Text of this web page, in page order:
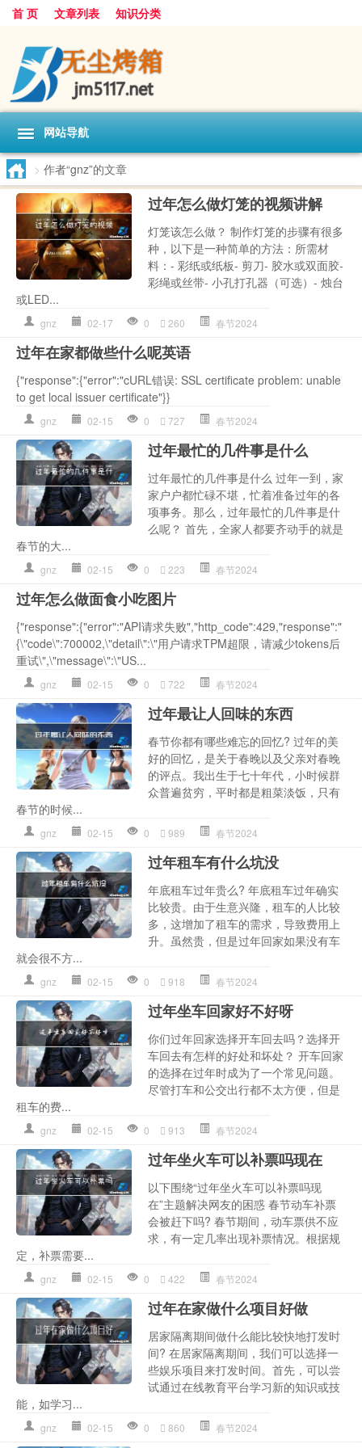
首 页 文章列表 知识分类
网站导航
> 作者“gnz”的文章
过年怎么做灯笼的视频讲解
灯笼该怎么做？ 制作灯笼的步骤有很多
种，以下是一种简单的方法：所需材
料：- 彩纸或纸板- 剪刀- 胶水或双面胶-
彩绳或丝带- 小孔打孔器（可选）- 烛台
或LED...
gnz 02-17 0 260 春节2024
过年在家都做些什么呢英语
{"response":{"error":"cURL错误: SSL certificate problem: unable
to get local issuer certificate"}}
gnz 02-15 0 727 春节2024
过年最忙的几件事是什么
过年最忙的几件事是什么 过年一到，家
家户户都忙碌不堪，忙着准备过年的各
项事务。那么，过年最忙的几件事是什
么呢？ 首先，全家人都要齐动手的就是
春节的大...
gnz 02-15 0 223 春节2024
过年怎么做面食小吃图片
{"response":{"error":"API请求失败","http_code":429,"response":"
{\"code\":700002,\"detail\":\"用户请求TPM超限，请减少tokens后
重试\",\"message\":\"US...
gnz 02-15 0 722 春节2024
过年最让人回味的东西
春节你都有哪些难忘的回忆? 过年的美
好的回忆，是关于春晚以及父亲对春晚
的评点。我出生于七十年代，小时候群
众普遍贫穷，平时都是粗菜淡饭，只有
春节的时候...
gnz 02-15 0 989 春节2024
过年租车有什么坑没
年底租车过年贵么? 年底租车过年确实
比较贵。由于生意兴隆，租车的人比较
多，这增加了租车的需求，导致费用上
升。虽然贵，但是过年回家如果没有车
就会很不方...
gnz 02-15 0 918 春节2024
过年坐车回家好不好呀
你们过年回家选择开车回去吗？选择开
车回去有怎样的好处和坏处？ 开车回家
的选择在过年时成为了一个常见问题。
尽管打车和公交出行都不太方便，但是
租车的费...
gnz 02-15 0 913 春节2024
过年坐火车可以补票吗现在
以下围绕“过年坐火车可以补票吗现
在”主题解决网友的困惑 春节动车补票
会被赶下吗? 春节期间，动车票供不应
求，有一定几率出现补票情况。根据规
定，补票需要...
gnz 02-15 0 422 春节2024
过年在家做什么项目好做
居家隔离期间做什么能比较快地打发时
间? 在居家隔离期间，我们可以选择一
些娱乐项目来打发时间。首先，可以尝
试通过在线教育平台学习新的知识或技
能，如学习...
gnz 02-15 0 860 春节2024